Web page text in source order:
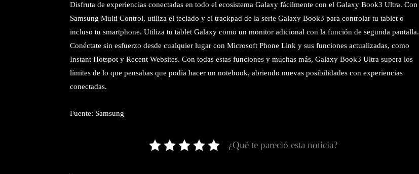
Disfruta de experiencias conectadas en todo el ecosistema Galaxy fácilmente con el Galaxy Book3 Ultra. Con
Samsung Multi Control, utiliza el teclado y el trackpad de la serie Galaxy Book3 para controlar tu tablet o
incluso tu smartphone. Utiliza tu tablet Galaxy como un monitor adicional con la función de segunda pantalla.
Conéctate sin esfuerzo desde cualquier lugar con Microsoft Phone Link y sus funciones actualizadas, como
Instant Hotspot y Recent Websites. Con todas estas funciones y muchas más, Galaxy Book3 Ultra supera los
límites de lo que pensabas que podía hacer un notebook, abriendo nuevas posibilidades con experiencias
conectadas.
Fuente: Samsung
¿Qué te pareció esta noticia?